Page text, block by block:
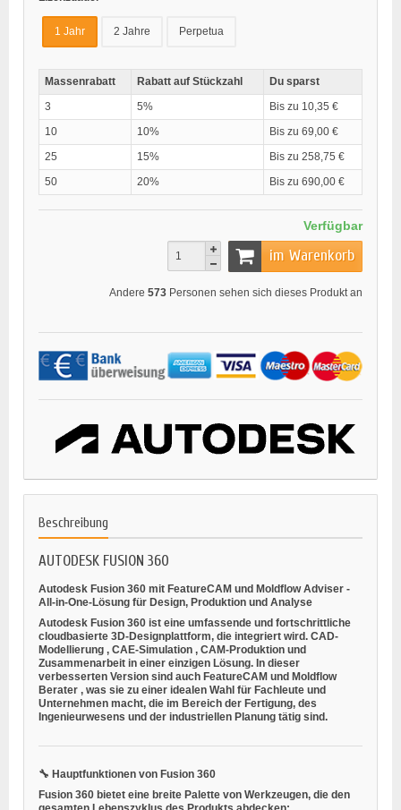
1 Jahr 2 Jahre Perpetua
Massenrabatt Rabatt auf Stückzahl
Du sparst
3
5%
Bis zu 10,35 €
10
10%
Bis zu 69,00 €
25
15%
Bis zu 258,75 €
50
20% Bis zu 690,00 €
Verfügbar
im Warenkorb
Andere 573 Personen sehen sich dieses Produkt an
Beschreibung
AUTODESK FUSION 360
Autodesk Fusion 360 mit FeatureCAM und Moldflow Adviser -
All-in-One-Lösung für Design, Produktion und Analyse
Autodesk Fusion 360 ist eine umfassende und fortschrittliche
cloudbasierte 3D-Designplattform, die integriert wird. CAD-
Modellierung , CAE-Simulation , CAM-Produktion und
Zusammenarbeit in einer einzigen Lösung. In dieser
verbesserten Version sind auch FeatureCAM und Moldflow
Berater , was sie zu einer idealen Wahl für Fachleute und
Unternehmen macht, die im Bereich der Fertigung, des
Ingenieurwesens und der industriellen Planung tätig sind.
🔧 Hauptfunktionen von Fusion 360
Fusion 360 bietet eine breite Palette von Werkzeugen, die den